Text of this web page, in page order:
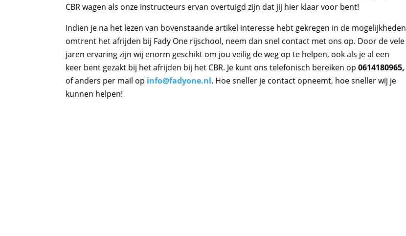
CBR wagen als onze instructeurs ervan overtuigd zijn dat jij hier klaar voor bent!
Indien je na het lezen van bovenstaande artikel interesse hebt gekregen in de mogelijkheden
omtrent het afrijden bij Fady One rijschool, neem dan snel contact met ons op. Door de vele
jaren ervaring zijn wij enorm geschikt om jou veilig de weg op te helpen, ook als je al een
keer bent gezakt bij het afrijden bij het CBR. Je kunt ons telefonisch bereiken op0614180965,
of anders per mail op info@fadyone.nl. Hoe sneller je contact opneemt, hoe sneller wij je
kunnen helpen!